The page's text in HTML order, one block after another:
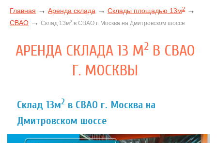
Главная → Аренда склада → Склады площадью 13м2 →
СВАО → Склад 13м2 в СВАО г. Москва на Дмитровском шоссе
АРЕНДА СКЛАДА 13 М2В СВАО
Г. МОСКВЫ
Склад 13м2 в СВАО г. Москва на
Дмитровском шоссе